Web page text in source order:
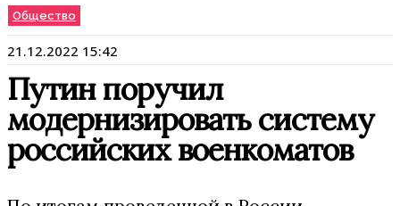
Общество
21.12.2022 15:42
Путин поручил
модернизировать систему
российских военкоматов